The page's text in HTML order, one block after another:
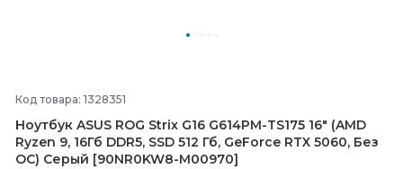
Код товара: 1328351
Ноутбук ASUS ROG Strix G16 G614PM-TS175 16" (AMD
Ryzen 9, 16Гб DDR5, SSD 512 Гб, GeForce RTX 5060, Без
ОС) Серый [90NR0KW8-M00970]